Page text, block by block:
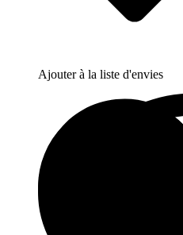
Ajouter à la liste d'envies